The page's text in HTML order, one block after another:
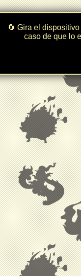
🔄 Gira el
caso de que lo